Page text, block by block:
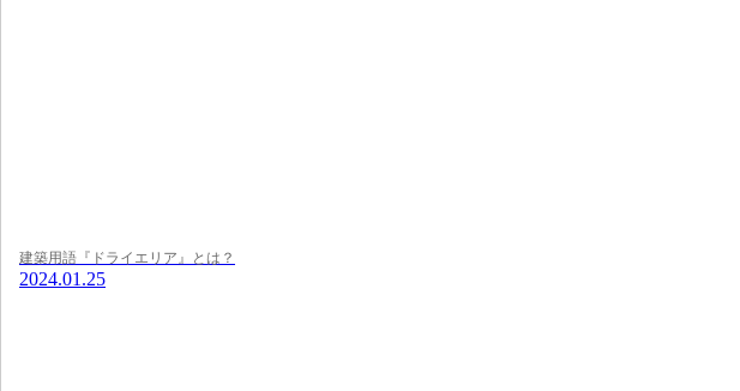
建築用語『ドライエリア』とは？
2024.01.25